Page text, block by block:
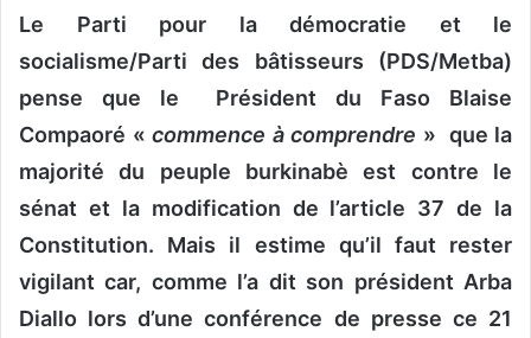
v
e
r
u
u
Le Parti pour la démocratie et le
socialisme/Parti des bâtisseurs (PDS/Metba)
pense que le Président du Faso Blaise
Compaoré « commence à comprendre » que la
majorité du peuple burkinabè est contre le
sénat et la modification de l’article 37 de la
Constitution. Mais il estime qu’il faut rester
vigilant car, comme l’a dit son président Arba
Diallo lors d’une conférence de presse ce 21